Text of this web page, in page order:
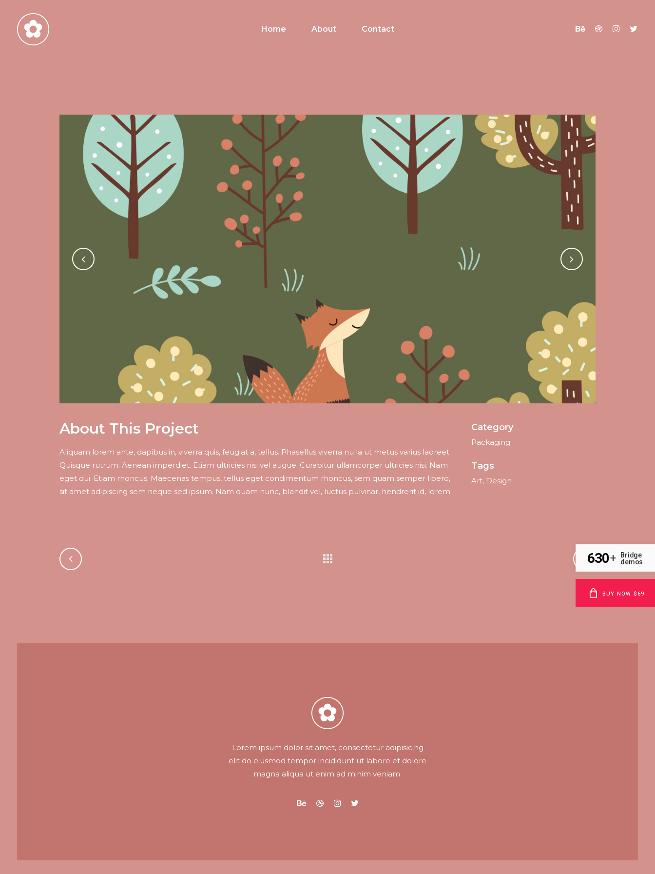
Home About Contact
About This Project
Aliquam lorem ante, dapibus in, viverra quis, feugiat a, tellus. Phasellus viverra nulla ut metus varius laoreet.
Quisque rutrum. Aenean imperdiet. Etiam ultricies nisi vel augue. Curabitur ullamcorper ultricies nisi. Nam
eget dui. Etiam rhoncus. Maecenas tempus, tellus eget condimentum rhoncus, sem quam semper libero,
sit amet adipiscing sem neque sed ipsum. Nam quam nunc, blandit vel, luctus pulvinar, hendrerit id, lorem.
Category
Packaging
Tags
Art, Design
Lorem ipsum dolor sit amet, consectetur adipisicing
elit do eiusmod tempor incididunt ut labore et dolore
magna aliqua ut enim ad minim veniam.
630+
Bridge
demos
BUY NOW $69